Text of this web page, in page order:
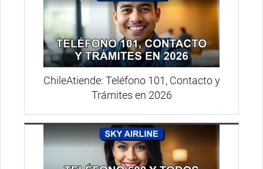
ChileAtiende: Teléfono 101, Contacto y
Trámites en 2026